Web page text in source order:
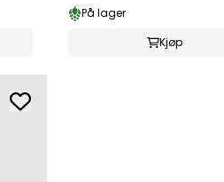
På lager
Kjøp